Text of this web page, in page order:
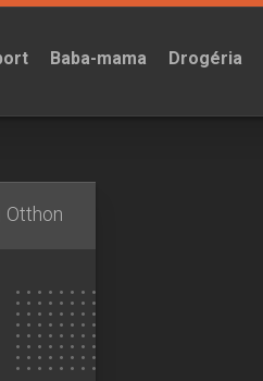
Baba-mama Drogéria
Otthon